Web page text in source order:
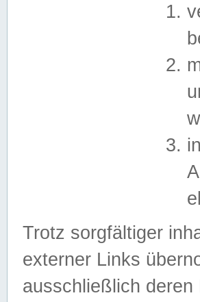
Trotz sorgfältiger
externer Links
ausschließlich